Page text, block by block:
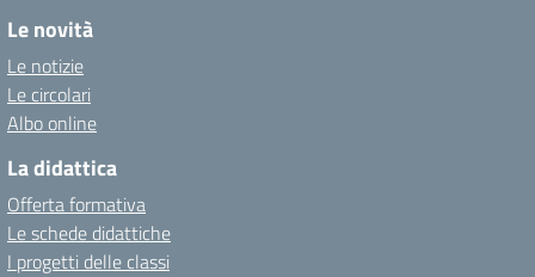
Le novità
Le notizie
Le circolari
Albo online
La didattica
Offerta formativa
Le schede didattiche
I progetti delle classi